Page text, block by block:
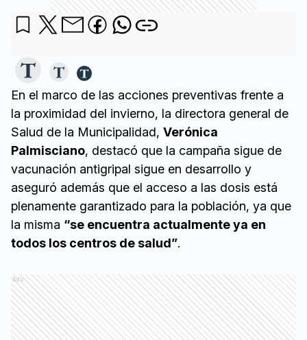
En el marco de las acciones preventivas frente a
la proximidad del invierno, la directora general de
Salud de la Municipalidad, Verónica
Palmisciano, destacó que la campaña sigue de
vacunación antigripal sigue en desarrollo y
aseguró además que el acceso a las dosis está
plenamente garantizado para la población, ya que
la misma “se encuentra actualmente ya en
todos los centros de salud”.
Ads